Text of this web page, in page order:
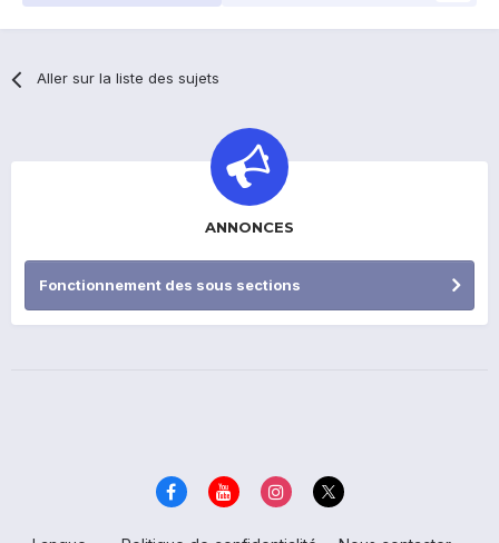
Aller sur la liste des sujets
ANNONCES
Fonctionnement des sous sections